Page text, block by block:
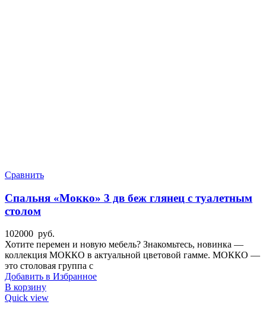
Сравнить
Спальня «Мокко» 3 дв беж глянец с туалетным
столом
102000 руб.
Хотите перемен и новую мебель? Знакомьтесь, новинка —
коллекция МОККО в актуальной цветовой гамме. МОККО —
это столовая группа с
Добавить в Избранное
В корзину
Quick view